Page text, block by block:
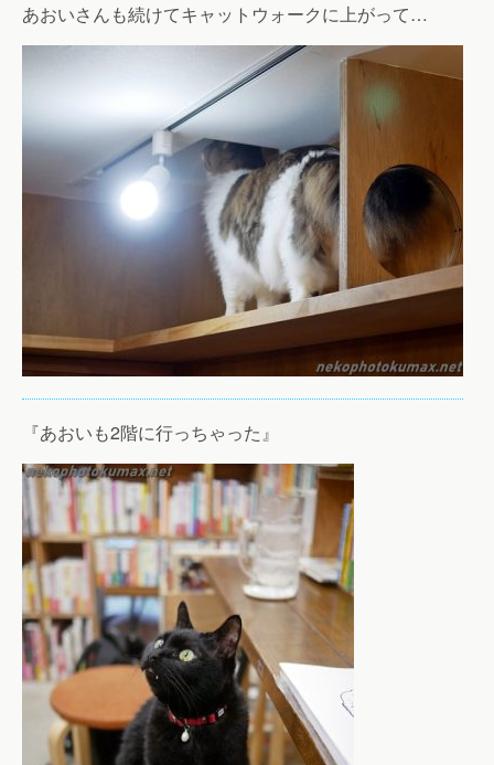
あおいさんも続けてキャットウォークに上がって…
『あおいも2階に行っちゃった』